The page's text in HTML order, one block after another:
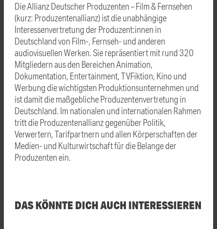
Die Allianz Deutscher Produzenten – Film & Fernsehen
(kurz: Produzentenallianz) ist die unabhängige
Interessenvertretung der Produzent:innen in
Deutschland von Film-, Fernseh- und anderen
audiovisuellen Werken. Sie repräsentiert mit rund 320
Mitgliedern aus den Bereichen Animation,
Dokumentation, Entertainment, TVFiktion, Kino und
Werbung die wichtigsten Produktionsunternehmen und
ist damit die maßgebliche Produzentenvertretung in
Deutschland. Im nationalen und internationalen Rahmen
tritt die Produzentenallianz gegenüber Politik,
Verwertern, Tarifpartnern und allen Körperschaften der
Medien- und Kulturwirtschaft für die Belange der
Produzenten ein.
DAS KÖNNTE DICH AUCH INTERESSIEREN